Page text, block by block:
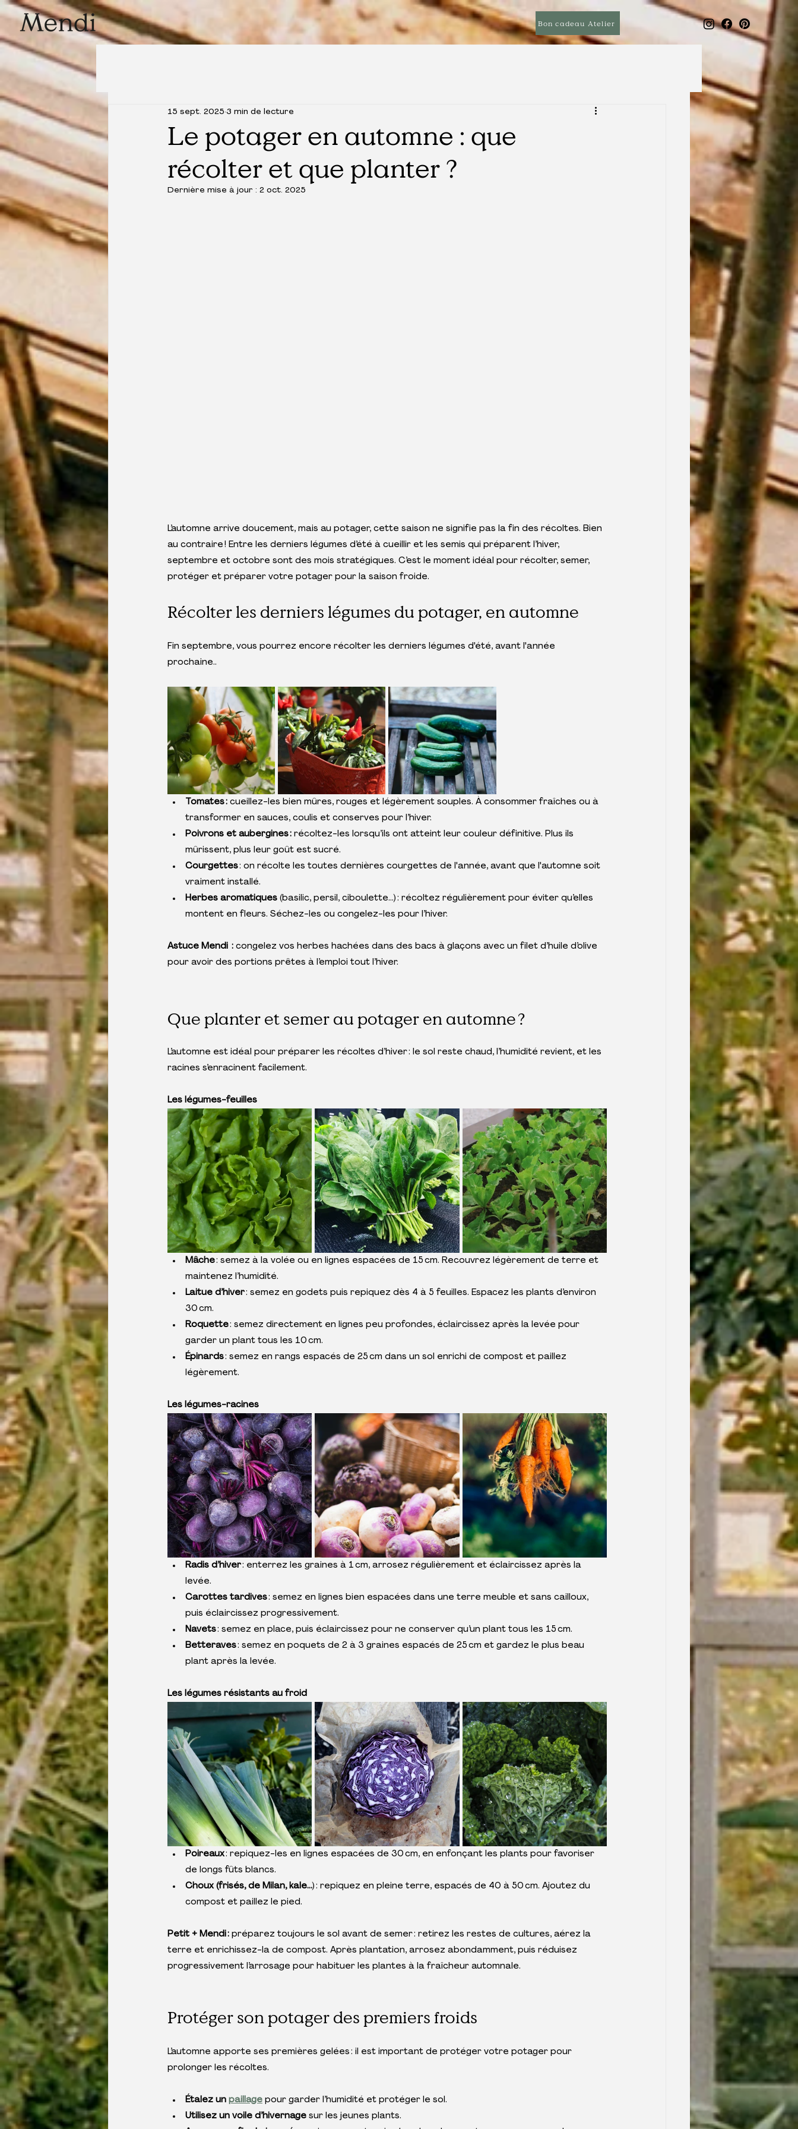
Bon cadeau Atelier
Le potager en automne : que
récolter et que planter ?
15 sept. 2025 3 min de lecture
Dernière mise à jour : 2 oct. 2025
L’automne arrive doucement, mais au potager, cette saison ne signifie pas la fin des récoltes. Bien
au contraire ! Entre les derniers légumes d’été à cueillir et les semis qui préparent l’hiver,
septembre et octobre sont des mois stratégiques. C’est le moment idéal pour récolter, semer,
protéger et préparer votre potager pour la saison froide.
Récolter les derniers légumes du potager, en automne
Fin septembre, vous pourrez encore récolter les derniers légumes d'été, avant l'année
prochaine..
Tomates : cueillez-les bien mûres, rouges et légèrement souples. À consommer fraîches ou à
transformer en sauces, coulis et conserves pour l’hiver.
Poivrons et aubergines : récoltez-les lorsqu’ils ont atteint leur couleur définitive. Plus ils
mûrissent, plus leur goût est sucré.
Courgettes : on récolte les toutes dernières courgettes de l'année, avant que l'automne soit
vraiment installé.
Herbes aromatiques (basilic, persil, ciboulette…) : récoltez régulièrement pour éviter qu’elles
montent en fleurs. Séchez-les ou congelez-les pour l’hiver.
Astuce Mendi  : congelez vos herbes hachées dans des bacs à glaçons avec un filet d’huile d’olive
pour avoir des portions prêtes à l’emploi tout l’hiver.
Que planter et semer au potager en automne ?
L’automne est idéal pour préparer les récoltes d’hiver : le sol reste chaud, l’humidité revient, et les
racines s’enracinent facilement.
Les légumes-feuilles
Mâche : semez à la volée ou en lignes espacées de 15 cm. Recouvrez légèrement de terre et
maintenez l’humidité.
Laitue d’hiver : semez en godets puis repiquez dès 4 à 5 feuilles. Espacez les plants d’environ
30 cm.
Roquette : semez directement en lignes peu profondes, éclaircissez après la levée pour
garder un plant tous les 10 cm.
Épinards : semez en rangs espacés de 25 cm dans un sol enrichi de compost et paillez
légèrement.
Les légumes-racines
Radis d’hiver : enterrez les graines à 1 cm, arrosez régulièrement et éclaircissez après la
levée.
Carottes tardives : semez en lignes bien espacées dans une terre meuble et sans cailloux,
puis éclaircissez progressivement.
Navets : semez en place, puis éclaircissez pour ne conserver qu’un plant tous les 15 cm.
Betteraves : semez en poquets de 2 à 3 graines espacés de 25 cm et gardez le plus beau
plant après la levée.
Les légumes résistants au froid
Poireaux : repiquez-les en lignes espacées de 30 cm, en enfonçant les plants pour favoriser
de longs fûts blancs.
Choux (frisés, de Milan, kale…) : repiquez en pleine terre, espacés de 40 à 50 cm. Ajoutez du
compost et paillez le pied.
Petit + Mendi : préparez toujours le sol avant de semer : retirez les restes de cultures, aérez la
terre et enrichissez-la de compost. Après plantation, arrosez abondamment, puis réduisez
progressivement l’arrosage pour habituer les plantes à la fraîcheur automnale.
Protéger son potager des premiers froids
L’automne apporte ses premières gelées : il est important de protéger votre potager pour
prolonger les récoltes.
Étalez un paillage pour garder l’humidité et protéger le sol.
Utilisez un voile d’hivernage sur les jeunes plants.